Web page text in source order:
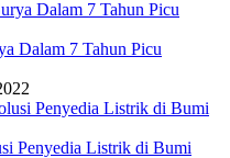
Dalam 7 Tahun Picu
Penyedia Listrik di Bumi